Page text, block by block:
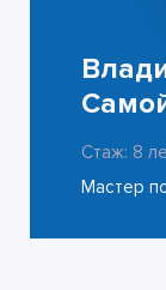
Стаж: 8
Мастер